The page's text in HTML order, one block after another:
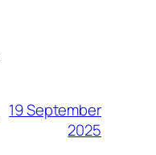
19 September
2025